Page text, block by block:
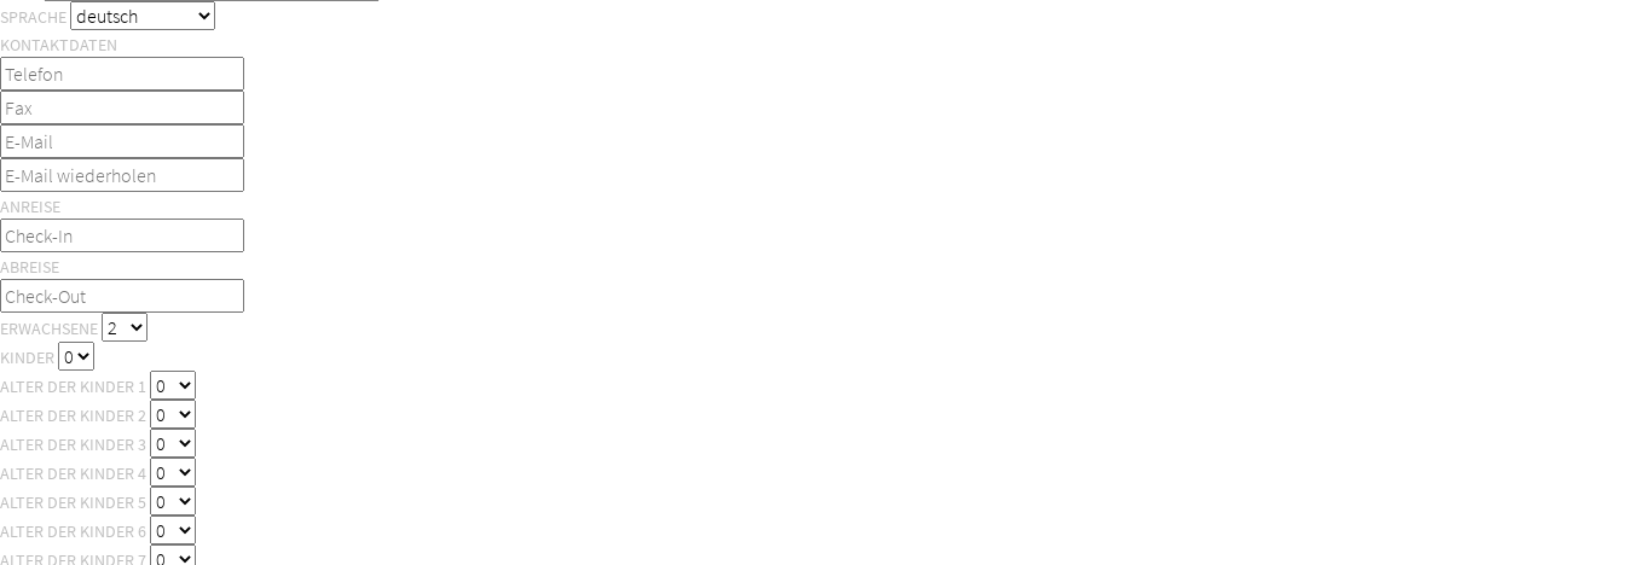
SPRACHE
KONTAKTDATEN
ANREISE
ABREISE
ERWACHSENE
KINDER
ALTER DER KINDER 1
ALTER DER KINDER 2
ALTER DER KINDER 3
ALTER DER KINDER 4
ALTER DER KINDER 5
ALTER DER KINDER 6
ALTER DER KINDER 7